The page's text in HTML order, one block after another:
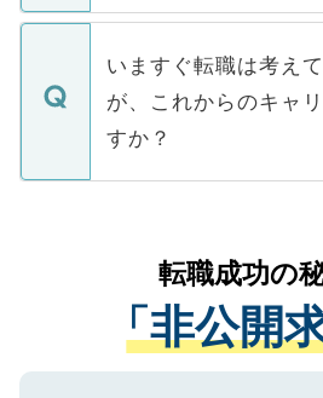
関を公にしてしまうと
に、医療機関が求める
みを人材紹介会社に依
ています。
定を承諾する必要はあ
の辞退の連絡はキャリ
個人情報が漏えいする
で、ご安心ください。
などで収集したご登録
ご本人のキャリアアッ
支援を目的に使用いた
ているすべての個人デ
は、個人情報の取り扱
管理基準を満たした事
る、プライバシーマー
いますぐ転職は考え
が、これからのキャ
すか？
かがいして、現在の医
経験をまじえながら、
させていただきます。
ない方には、長期的な
ので、まずはご登録く
転職成功の
「非公開